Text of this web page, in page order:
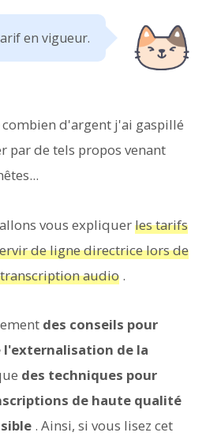
en vigueur.
combien d'argent j'ai gaspillé
par de tels propos venant
vous expliquerles tarifs
de ligne directrice lors de
audio .
des conseils pour
l'externalisation de la
des techniques pour
de haute qualité
. Ainsi, si vous lisez cet